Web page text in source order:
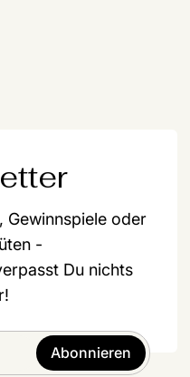
Gewinnspiele oder
-
Du nichts
Abonnieren